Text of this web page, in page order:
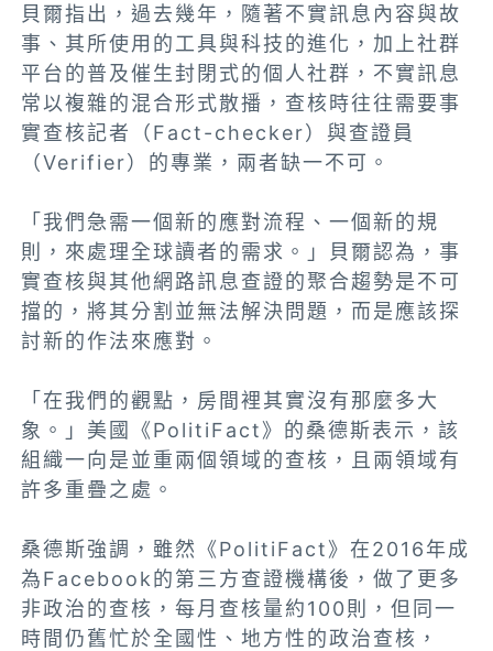
貝爾指出，過去幾年，隨著不實訊息內容與故
事、其所使用的工具與科技的進化，加上社群
平台的普及催生封閉式的個人社群，不實訊息
常以複雜的混合形式散播，查核時往往需要事
實查核記者（Fact-checker）與查證員
（Verifier）的專業，兩者缺一不可。
「我們急需一個新的應對流程、一個新的規
則，來處理全球讀者的需求。」貝爾認為，事
實查核與其他網路訊息查證的聚合趨勢是不可
擋的，將其分割並無法解決問題，而是應該探
討新的作法來應對。
「在我們的觀點，房間裡其實沒有那麼多大
象。」美國《PolitiFact》的桑德斯表示，該
組織一向是並重兩個領域的查核，且兩領域有
許多重疊之處。
桑德斯強調，雖然《PolitiFact》在2016年成
為Facebook的第三方查證機構後，做了更多
非政治的查核，每月查核量約100則，但同一
時間仍舊忙於全國性、地方性的政治查核，